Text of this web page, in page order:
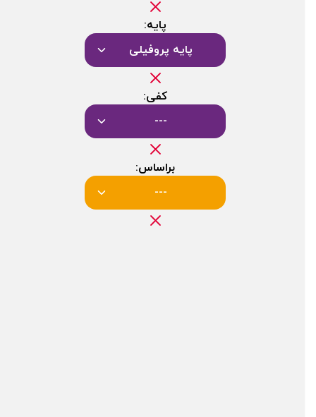
پایه:
پایه پروفیلی
کفی:
---
براساس:
---